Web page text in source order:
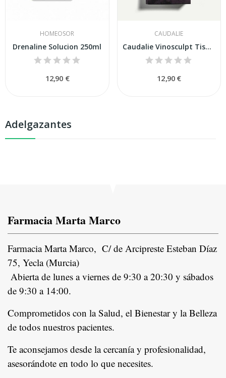
Adelgazantes
HOMEOSOR
Drenaline Solucion 250ml
12,90 €
CAUDALIE
Caudalie Vinosculpt Tisanas Bio Drenantes 24gr
12,90 €
Farmacia Marta Marco
Farmacia Marta Marco, C/ de Arcipreste Esteban Díaz
75, Yecla (Murcia)
Abierta de lunes a viernes de 9:30 a 20:30 y sábados
de 9:30 a 14:00.
Comprometidos con la Salud, el Bienestar y la Belleza
de todos nuestros pacientes.
Te aconsejamos desde la cercanía y profesionalidad,
asesorándote en todo lo que necesites.